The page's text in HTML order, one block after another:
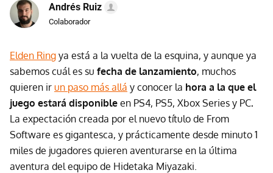
Andrés Ruiz
Colaborador
Elden Ring ya está a la vuelta de la esquina, y aunque ya
sabemos cuál es su fecha de lanzamiento, muchos
quieren ir un paso más allá y conocer la hora a la que el
juego estará disponible en PS4, PS5, Xbox Series y PC.
La expectación creada por el nuevo título de From
Software es gigantesca, y prácticamente desde minuto 1
miles de jugadores quieren aventurarse en la última
aventura del equipo de Hidetaka Miyazaki.